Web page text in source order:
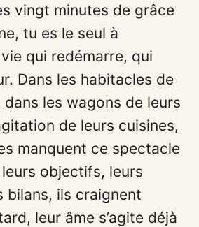
vingt minutes de grâce
tu es le seul à
qui redémarre, qui
Dans les habitacles de
les wagons de leurs
de leurs cuisines,
manquent ce spectacle
objectifs, leurs
bilans, ils craignent
leur âme s’agite déjà